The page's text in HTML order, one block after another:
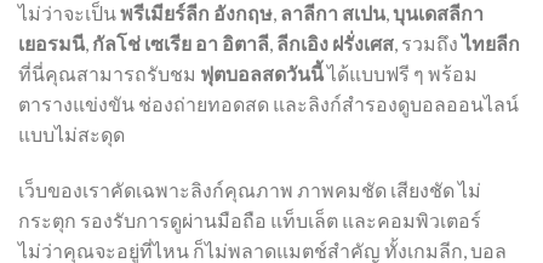
ไม่ว่าจะเป็นพรีเมียร์ลีก อังกฤษ, ลาลีกา สเปน,บุนเดสลีกา
เยอรมนี, กัลโช่ เซเรีย อา อิตาลี, ลีกเอิง ฝรั่งเศส, รวมถึงไทยลีก
ที่นี่คุณสามารถรับชม ฟุตบอลสดวันนี้ได้แบบฟรี ๆ พร้อม
ตารางแข่งขัน ช่องถ่ายทอดสด และลิงก์สำรองดูบอลออนไลน์
แบบไม่สะดุด
เว็บของเราคัดเฉพาะลิงก์คุณภาพ ภาพคมชัด เสียงชัด ไม่
กระตุก รองรับการดูผ่านมือถือ แท็บเล็ต และคอมพิวเตอร์
ไม่ว่าคุณจะอยู่ที่ไหน ก็ไม่พลาดแมตช์สำคัญ ทั้งเกมลีก, บอล